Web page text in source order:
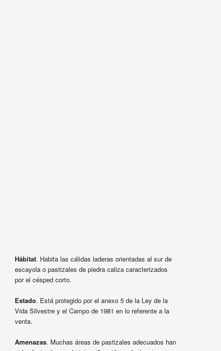
Hábitat. Habita las cálidas laderas orientadas al sur de
escayola o pastizales de piedra caliza caracterizados
por el césped corto.
Estado. Está protegido por el anexo 5 de la Ley de la
Vida Silvestre y el Campo de 1981 en lo referente a la
venta.
Amenazas. Muchas áreas de pastizales adecuados han